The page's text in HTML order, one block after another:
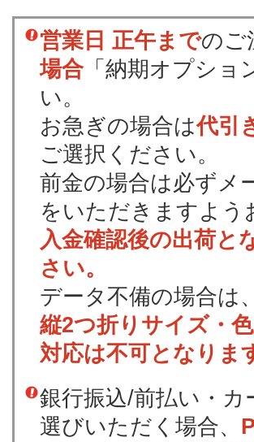
営業日 正午までのご
場合 「納期オプショ
い。
お急ぎの場合は代引
ご選択ください。
前金の場合は必ずメ
をいただきますよう
入金確認後の出荷と
さい。
データ不備の場合は
縦2つ折りサイズ・
対応は不可となりま
銀行振込/前払い・
選びいただく場合、